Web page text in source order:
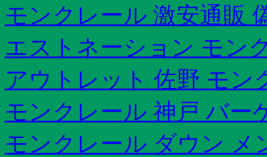
モンクレール 激安通販
エストネーション モン
アウトレット 佐野 モン
モンクレール 神戸 バー
モンクレール ダウン メ